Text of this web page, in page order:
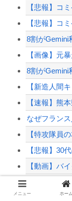
【悲報】コ
【悲報】コ
8割がGemini
8割がGemini
メニュー ホーム